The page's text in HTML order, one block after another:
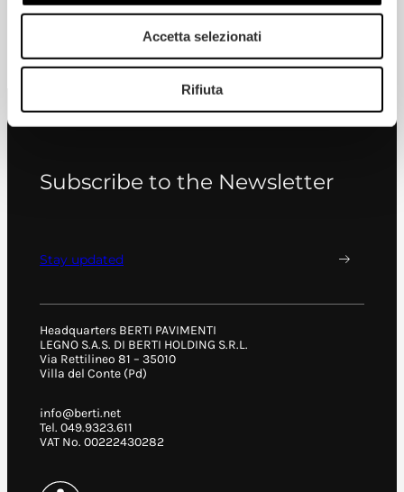
Accetta selezionati
Rifiuta
Subscribe to the Newsletter
Stay updated
Headquarters BERTI PAVIMENTI
LEGNO S.A.S. DI BERTI HOLDING S.R.L.
Via Rettilineo 81 – 35010
Villa del Conte (Pd)
info@berti.net
Tel. 049.9323.611
VAT No. 00222430282